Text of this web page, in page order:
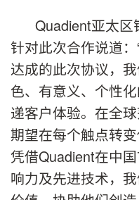
Quadient亚太
针对此次合作说道
达成的此次协议，
色、有意义、个性
递客户体验。在全
期望在每个触点转
凭借Quadient在中
响力及先进技术，